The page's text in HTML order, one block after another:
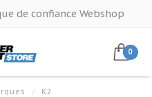
de confiance Webshop
0
/ K2